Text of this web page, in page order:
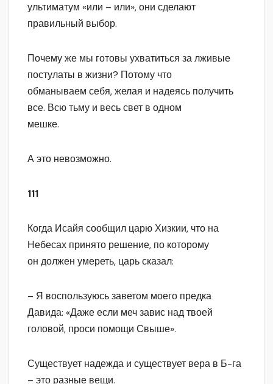
ультиматум «или – или», они сделают
правильный выбор.
Почему же мы готовы ухватиться за лживые
постулаты в жизни? Потому что
обманываем себя, желая и надеясь получить
все. Всю тьму и весь свет в одном
мешке.
А это невозможно.
111
Когда Исайя сообщил царю Хизкии, что на
Небесах принято решение, по которому
он должен умереть, царь сказал:
– Я воспользуюсь заветом моего предка
Давида: «Даже если меч завис над твоей
головой, проси помощи Свыше».
Существует надежда и существует вера в Б-га
– это разные вещи.